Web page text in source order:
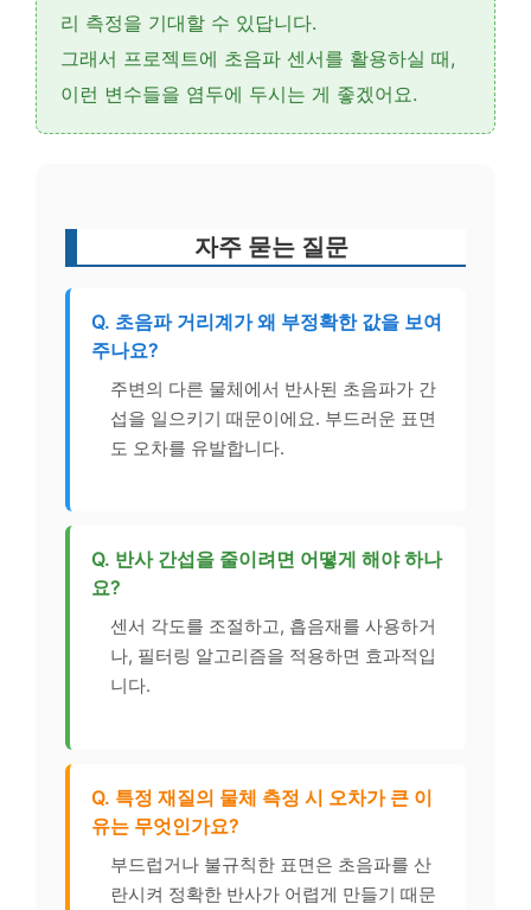
리 측정을 기대할 수 있답니다.
그래서 프로젝트에 초음파 센서를 활용하실 때,
이런 변수들을 염두에 두시는 게 좋겠어요.
자주 묻는 질문
Q. 초음파 거리계가 왜 부정확한 값을 보여
주나요?
주변의 다른 물체에서 반사된 초음파가 간
섭을 일으키기 때문이에요. 부드러운 표면
도 오차를 유발합니다.
Q. 반사 간섭을 줄이려면 어떻게 해야 하나
요?
센서 각도를 조절하고, 흡음재를 사용하거
나, 필터링 알고리즘을 적용하면 효과적입
니다.
Q. 특정 재질의 물체 측정 시 오차가 큰 이
유는 무엇인가요?
부드럽거나 불규칙한 표면은 초음파를 산
란시켜 정확한 반사가 어렵게 만들기 때문